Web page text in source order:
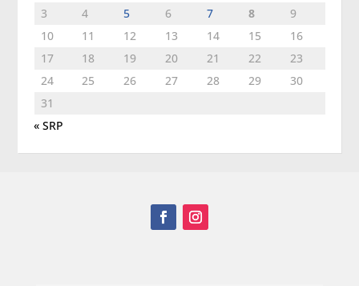
3
4 5 6 7 8
9
10
11 12 13 14 15
16
17
18 19 20 21 22
23
24
25 26 27 28 29
30
31
« SRP